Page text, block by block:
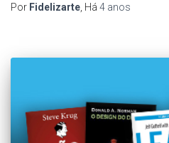
Por Fidelizarte , Há 4 anos